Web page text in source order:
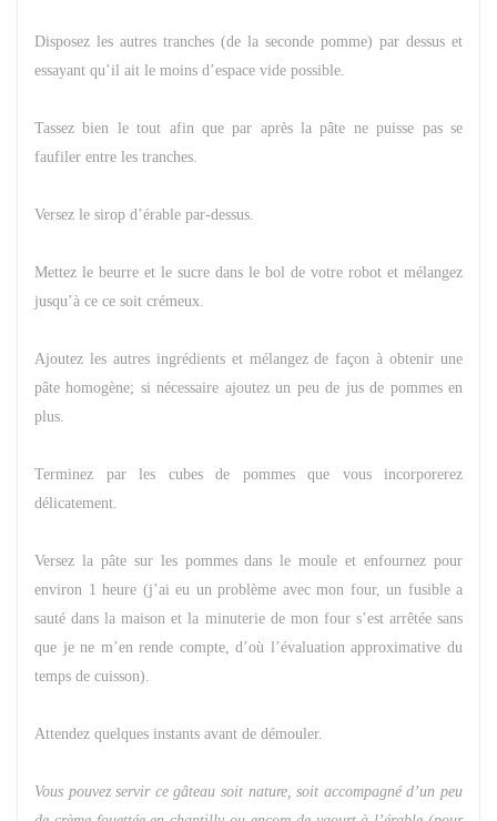
Disposez les autres tranches (de la seconde pomme) par dessus et
essayant qu’il ait le moins d’espace vide possible.
Tassez bien le tout afin que par après la pâte ne puisse pas se
faufiler entre les tranches.
Versez le sirop d’érable par-dessus.
Mettez le beurre et le sucre dans le bol de votre robot et mélangez
jusqu’à ce ce soit crémeux.
Ajoutez les autres ingrédients et mélangez de façon à obtenir une
pâte homogène; si nécessaire ajoutez un peu de jus de pommes en
plus.
Terminez par les cubes de pommes que vous incorporerez
délicatement.
Versez la pâte sur les pommes dans le moule et enfournez pour
environ 1 heure (j’ai eu un problème avec mon four, un fusible a
sauté dans la maison et la minuterie de mon four s’est arrêtée sans
que je ne m’en rende compte, d’où l’évaluation approximative du
temps de cuisson).
Attendez quelques instants avant de démouler.
Vous pouvez servir ce gâteau soit nature, soit accompagné d’un peu